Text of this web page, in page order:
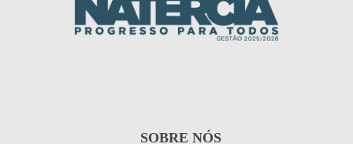
SOBRE NÓS